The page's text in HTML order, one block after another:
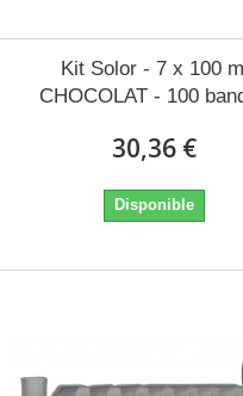
Kit Solor - 7 x 100
CHOCOLAT - 100
30,36 €
Disponible